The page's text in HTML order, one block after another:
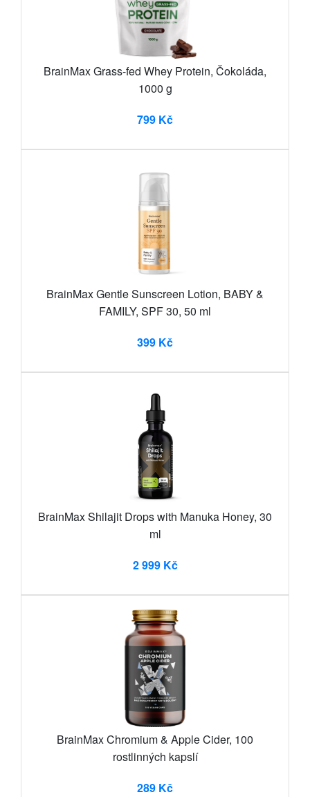
BrainMax Grass-fed Whey Protein, Čokoláda,
1000 g
799 Kč
BrainMax Gentle Sunscreen Lotion, BABY &
FAMILY, SPF 30, 50 ml
399 Kč
BrainMax Shilajit Drops with Manuka Honey, 30
ml
2 999 Kč
BrainMax Chromium & Apple Cider, 100
rostlinných kapslí
289 Kč